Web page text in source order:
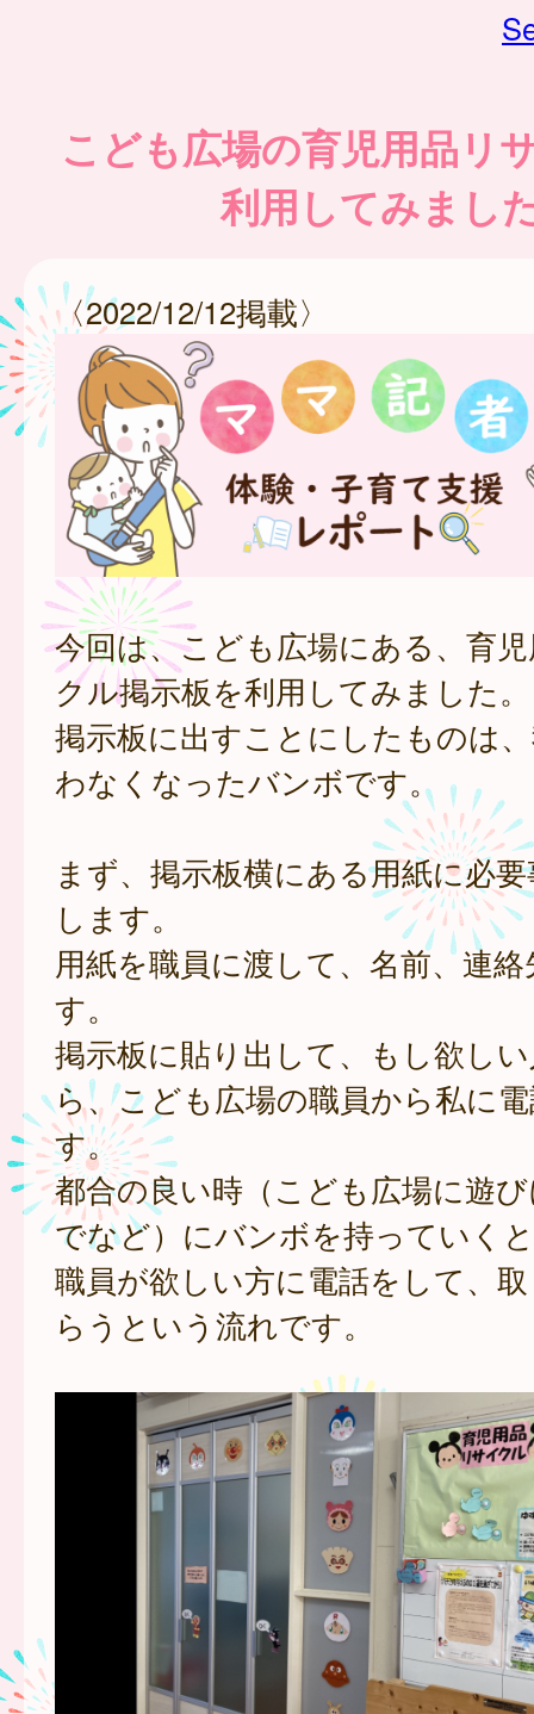
こども広場の育児用品リ
利用してみまし
〈2022/12/12掲載〉
今回は、こども広場にある、育
クル掲示板を利用してみました。
掲示板に出すことにしたものは
わなくなったバンボです。
まず、掲示板横にある用紙に必
します。
用紙を職員に渡して、名前、連
す。
掲示板に貼り出して、もし欲し
ら、こども広場の職員から私に
す。
都合の良い時（こども広場に遊
でなど）にバンボを持っていく
職員が欲しい方に電話をして、
らうという流れです。